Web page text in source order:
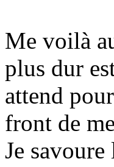
Me voilà
plus dur
attend
front de
Je